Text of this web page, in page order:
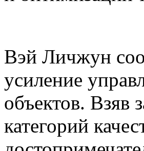
Вэй Личжун
усиление
объектов. Взяв
категорий